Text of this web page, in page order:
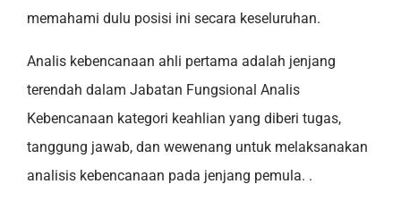
memahami dulu posisi ini secara keseluruhan.
Analis kebencanaan ahli pertama adalah jenjang
terendah dalam Jabatan Fungsional Analis
Kebencanaan kategori keahlian yang diberi tugas,
tanggung jawab, dan wewenang untuk melaksanakan
analisis kebencanaan pada jenjang pemula. .